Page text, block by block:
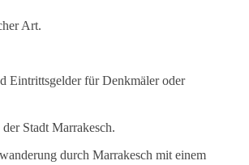
Art.
Eintrittsgelder für Denkmäler oder
Stadt Marrakesch.
durch Marrakesch mit einem